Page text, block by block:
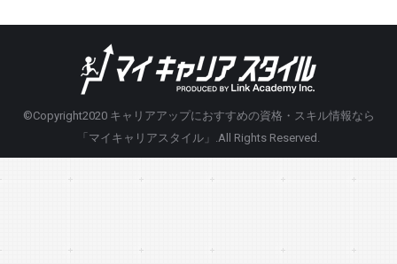
©Copyright2020 キャリアアップにおすすめの資格・スキル情報なら
「マイキャリアスタイル」 .All Rights Reserved.